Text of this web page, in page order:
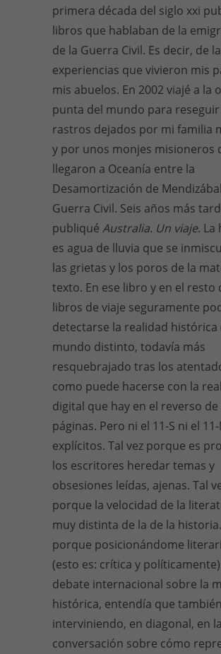
primera década del siglo xxi
libros que hablaban de la
de la Guerra Civil. Es decir, de
experiencias que vivieron mis
mis abuelos. En 2002 viajé a la
punta del mundo para
rastros dejados por mi familia
y por unos monjes misioneros
llegaron a Oceanía entre la
Desamortización de
Guerra Civil. Seis años más
publiqué Australia. Un viaje. La
es agua de lluvia que se
las grietas y los poros de la
texto. En ese libro y en el resto
libros de viaje seguramente
detectarse la realidad histórica
mundo distinto, todavía más
resquebrajado tras los
como puede hacerse con la
digital que hay en el reverso de
páginas. Pero ni el 11-S ni el
explícitos. Tal vez porque es
los escritores heredar temas y
obsesiones leídas, ajenas. Tal
porque la velocidad de la
muy distinta de la de la
porque posicionándome
(esto es: crítica y
debate internacional sobre la
histórica, entendía que
interviniendo, en diagonal, en la
conversación sobre cómo